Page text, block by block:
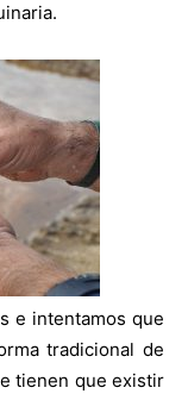
e intentamos que
tradicional de
tienen que existir